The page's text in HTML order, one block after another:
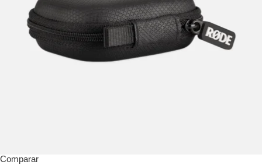
Comparar